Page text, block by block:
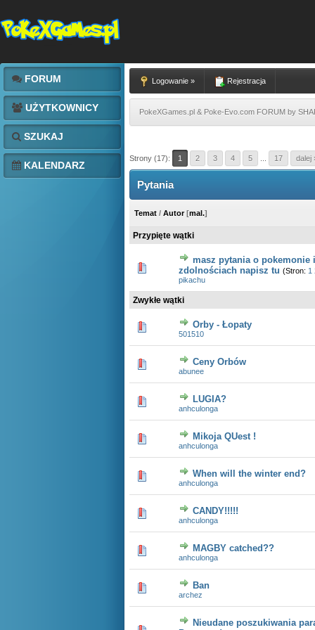
FORUM
UŻYTKOWNICY
SZUKAJ
KALENDARZ
Logowanie » Rejestracja
PokeXGames.pl & Poke-Evo.com FORUM by
Strony (17): 1 2 3 4 5 17 dalej
Pytania
Temat / Autor [mal.]
Przypięte wątki
masz pytania o pokemonie
zdolnościach napisz tu (Stron: 1
pikachu
1 głosów - średnia ocena: 5 na 5 gwiazdek
12
Zwykłe wątki
Orby - Łopaty
501510
0 głosów - średnia ocena: 0 na 5 gwiazdek
12
Ceny Orbów
abunee
0 głosów - średnia ocena: 0 na 5 gwiazdek
12
LUGIA?
anhculonga
0 głosów - średnia ocena: 0 na 5 gwiazdek
12
Mikoja QUest !
anhculonga
0 głosów - średnia ocena: 0 na 5 gwiazdek
12
When will the winter end?
anhculonga
0 głosów - średnia ocena: 0 na 5 gwiazdek
12
CANDY!!!!!
anhculonga
0 głosów - średnia ocena: 0 na 5 gwiazdek
12
MAGBY catched??
anhculonga
0 głosów - średnia ocena: 0 na 5 gwiazdek
12
Ban
archez
0 głosów - średnia ocena: 0 na 5 gwiazdek
12
Nieudane poszukiwania